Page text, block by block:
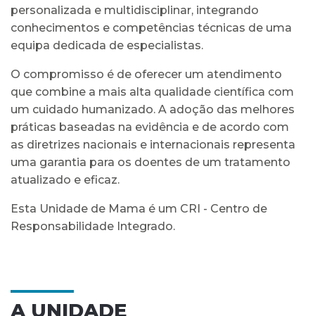
personalizada e multidisciplinar, integrando
conhecimentos e competências técnicas de uma
equipa dedicada de especialistas.
O compromisso é de oferecer um atendimento
que combine a mais alta qualidade científica com
um cuidado humanizado. A adoção das melhores
práticas baseadas na evidência e de acordo com
as diretrizes nacionais e internacionais representa
uma garantia para os doentes de um tratamento
atualizado e eficaz.
Esta Unidade de Mama é um CRI - Centro de
Responsabilidade Integrado.
A UNIDADE